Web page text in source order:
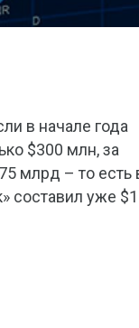
в начале года
$300 млн, за
млрд – то есть
составил уже